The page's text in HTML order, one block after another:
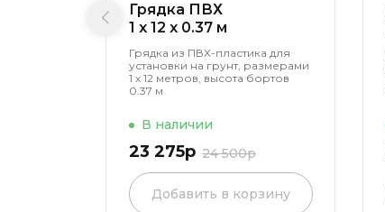
Грядка ПВХ
1 x 12 x 0.37 м
Грядка из ПВХ-пластика для
установки на грунт, размерами
1 х 12 метров, высота бортов
0.37 м
В наличии
23 275р 24 500р
Добавить в корзину